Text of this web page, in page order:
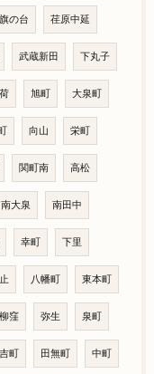
旗の台 荏原中延
武蔵新田 下丸子
旭町 大泉町
向山 栄町
関町南 高松
南大泉 南田中
幸町 下里
八幡町 東本町
柳窪 弥生 泉町
町 田無町 中町